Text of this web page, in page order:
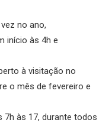
no ano,
início às 4h e
à visitação no
o mês de fevereiro e
7h às 17, durante todos